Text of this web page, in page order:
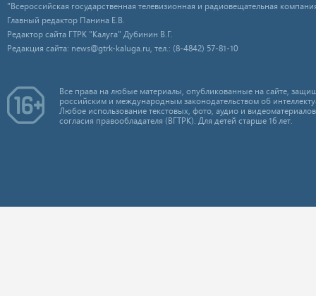
"Всероссийская государственная телевизионная и радиовещательная
Главный редактор Панина Е.В.
Редактор сайта ГТРК "Калуга" Дубинин В.Г.
Редакция сайта: news@gtrk-kaluga.ru, тел.: (8-4842) 57-81-10
Все права на любые материалы, опубликованные на сайте,
российским и международным законодательством об
Любое использование текстовых, фото, аудио и
согласия правообладателя (ВГТРК). Для детей старше 16 лет.